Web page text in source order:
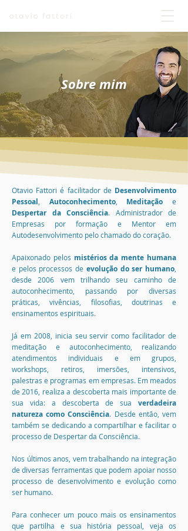
Sobre mim
Otavio Fattori é facilitador de Desenvolvimento
Pessoal
Autoconhecimento, Meditaçãoe
Despertar da Consciência. Administrador de
Empresas por formação e Mentor em
Autodesenvolvimento pelo chamado do coração.
Apaixonado pelos mistérios da mente humana
e pelos processos de evolução do ser humano
desde 2006 vem trilhando seu caminho de
autoconhecimento, passando por diversas
práticas, vivências, filosofias, doutrinas e
ensinamentos espirituais.
Já em 2008, inicia seu servir como facilitador de
meditação e autoconhecimento, realizando
atendimentos individuais e em grupos,
workshops, retiros, imersões, intensivos,
palestras e programas em empresas. Em meados
de 2016, realiza a descoberta mais importante de
sua vida: a descoberta de sua verdadeira
natureza como Consciência. Desde então, vem
também se dedicando a compartilhar e facilitar o
processo de Despertar da Consciência.
Nos últimos anos, vem trabalhando na integração
de diversas ferramentas que podem apoiar nosso
processo de desenvolvimento e evolução como
ser humano.
Para conhecer um pouco mais os ensinamentos
que partilha e sua história pessoal, veja os